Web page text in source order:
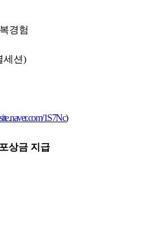
경험
세션)
1S7Nc)
상금 지급